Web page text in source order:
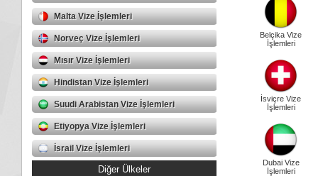
Malta Vize İşlemleri
Norveç Vize İşlemleri
Mısır Vize İşlemleri
Hindistan Vize İşlemleri
Suudi Arabistan Vize İşlemleri
Etiyopya Vize İşlemleri
İsrail Vize İşlemleri
Diğer Ülkeler
Belçika Vize
İşlemleri
İsviçre Vize
İşlemleri
Dubai Vize
İşlemleri